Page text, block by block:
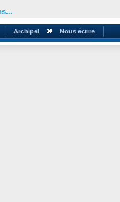
Archipel Nous écrire